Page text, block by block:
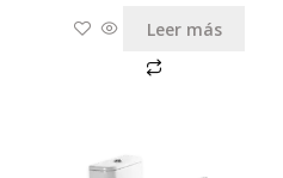
Leer más